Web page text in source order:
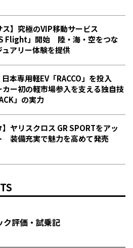
ス】究極のVIP移動サービス
Flight」開始 陸・海・空をつな
ュアリー体験を提供
日本専用軽EV「RACCO」を投入
カー初の軽市場参入を支える独自技
」の実力
】ヤリスクロス GR SPORTをアッ
装備充実で魅力を高めて発売
ク評価・試乗記